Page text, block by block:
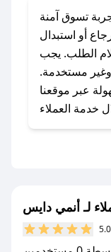
### كيف تحصل على كوبونات خصم حصرية من
أنمي دايس؟
قم بما
يلي:
- اضغط على أيقونة متابعة لمتجر أنمي دايس في
تطبيق صحصح.
مشترياتك مع
تسوق آمنة
أو استبدال
أيام من استلام الطلب. يجب
وغير مستخدمة.
عبر موقعنا
لـ أنمي دايس
5.0